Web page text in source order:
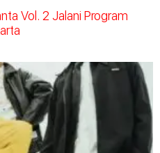
Vol. 2 Jalani Program